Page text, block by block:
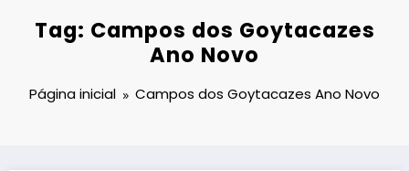
Tag: Campos dos Goytacazes
Ano Novo
Página inicial Campos dos Goytacazes Ano Novo